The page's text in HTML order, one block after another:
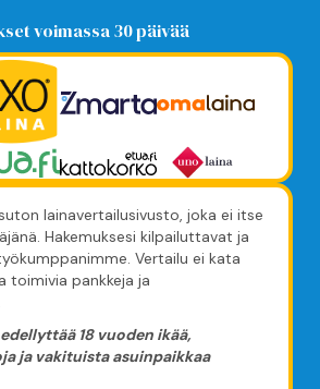
voimassa 30 päivää
lainavertailusivusto, joka ei itse
Hakemuksesi kilpailuttavat ja
Vertailu ei kata
toimivia pankkeja ja
18 vuoden ikää,
ja vakituista asuinpaikkaa